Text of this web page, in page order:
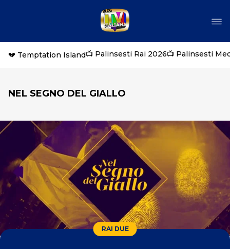
💔 Temptation Island📺 Palinsesti Rai 2026📺 Palinsesti
NEL SEGNO DEL GIALLO
RAI DUE